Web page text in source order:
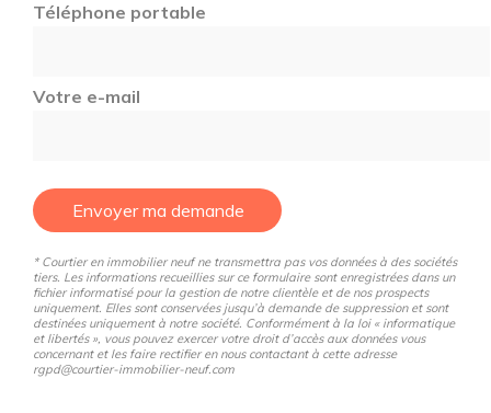
Téléphone portable
Votre e-mail
Envoyer ma demande
* Courtier en immobilier neuf ne transmettra pas vos données à des sociétés
tiers. Les informations recueillies sur ce formulaire sont enregistrées dans un
fichier informatisé pour la gestion de notre clientèle et de nos prospects
uniquement. Elles sont conservées jusqu’à demande de suppression et sont
destinées uniquement à notre société. Conformément à la loi « informatique
et libertés », vous pouvez exercer votre droit d’accès aux données vous
concernant et les faire rectifier en nous contactant à cette adresse
rgpd@courtier-immobilier-neuf.com